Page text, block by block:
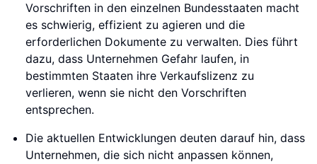
Vorschriften in den einzelnen Bundesstaaten macht
es schwierig, effizient zu agieren und die
erforderlichen Dokumente zu verwalten. Dies führt
dazu, dass Unternehmen Gefahr laufen, in
bestimmten Staaten ihre Verkaufslizenz zu
verlieren, wenn sie nicht den Vorschriften
entsprechen.
Die aktuellen Entwicklungen deuten darauf hin, dass
Unternehmen, die sich nicht anpassen können,